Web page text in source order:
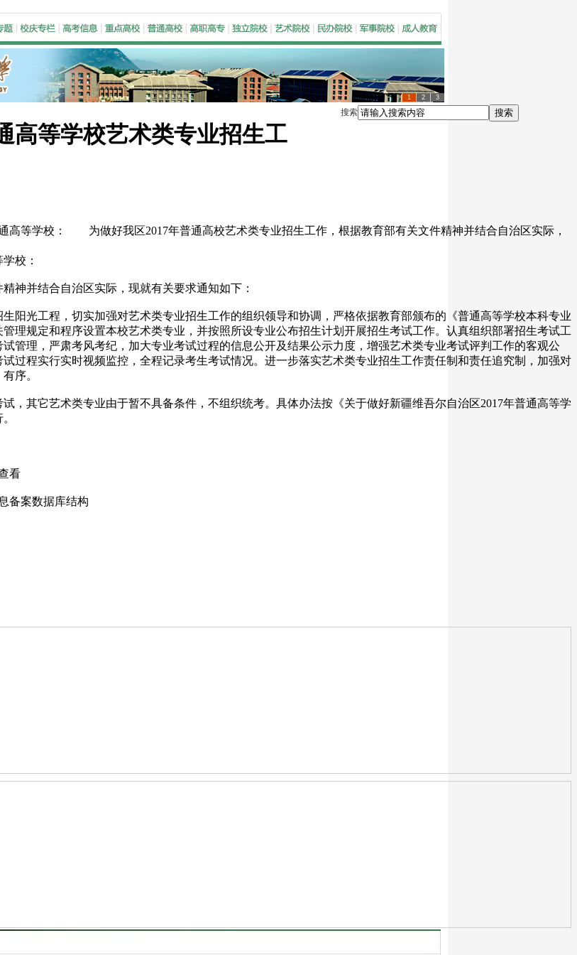
1 2 3
搜索 搜索
高等学校艺术类专业招生工
高等学校： 为做好我区2017年普通高校艺术类专业招生工作，根据教育部有关文件精神并结合自治区实际，
校：
并结合自治区实际，现就有关要求通知如下：
光工程，切实加强对艺术类专业招生工作的组织领导和协调，严格依据教育部颁布的《普通高等学校本科专业
理规定和程序设置本校艺术类专业，并按照所设专业公布招生计划开展招生考试工作。认真组织部署招生考试工
管理，严肃考风考纪，加大专业考试过程的信息公开及结果公示力度，增强艺术类专业考试评判工作的客观公
过程实行实时视频监控，全程记录考生考试情况。进一步落实艺术类专业招生工作责任制和责任追究制，加强对
序。
其它艺术类专业由于暂不具备条件，不组织统考。具体办法按《关于做好新疆维吾尔自治区2017年普通高等学
看
备案数据库结构